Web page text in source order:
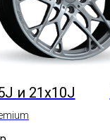
и 21x10J